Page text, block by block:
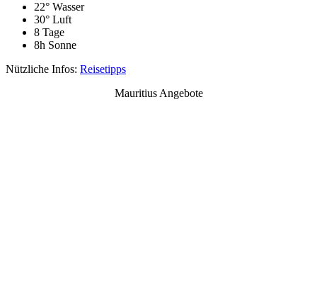
22° Wasser
30° Luft
8 Tage
8h Sonne
Nützliche Infos: Reisetipps
Mauritius Angebote